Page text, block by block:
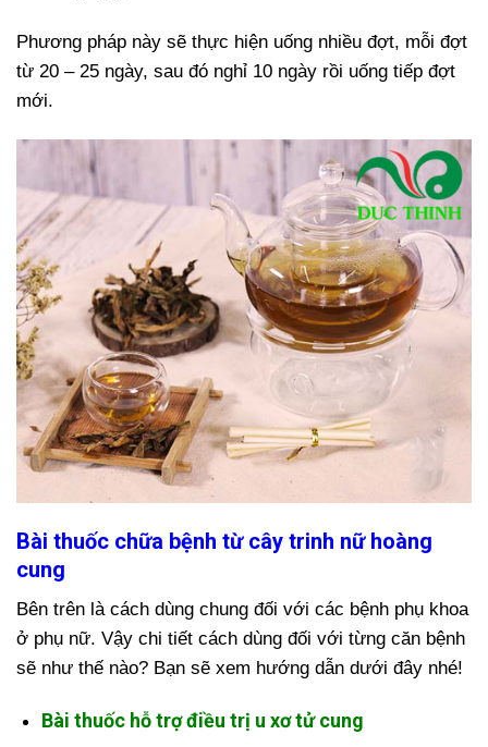
Phương pháp này sẽ thực hiện uống nhiều đợt, mỗi đợt
từ 20 – 25 ngày, sau đó nghỉ 10 ngày rồi uống tiếp đợt
mới.
Bài thuốc chữa bệnh từ cây trinh nữ hoàng
cung
Bên trên là cách dùng chung đối với các bệnh phụ khoa
ở phụ nữ. Vậy chi tiết cách dùng đối với từng căn bệnh
sẽ như thế nào? Bạn sẽ xem hướng dẫn dưới đây nhé!
Bài thuốc hỗ trợ điều trị u xơ tử cung